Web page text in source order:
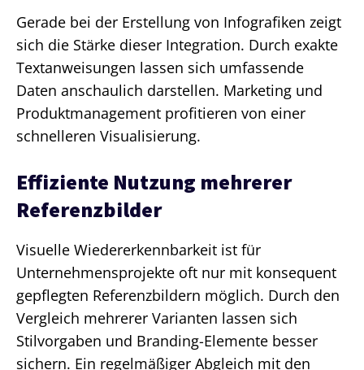
Gerade bei der Erstellung von Infografiken zeigt
sich die Stärke dieser Integration. Durch exakte
Textanweisungen lassen sich umfassende
Daten anschaulich darstellen. Marketing und
Produktmanagement profitieren von einer
schnelleren Visualisierung.
Effiziente Nutzung mehrerer
Referenzbilder
Visuelle Wiedererkennbarkeit ist für
Unternehmensprojekte oft nur mit konsequent
gepflegten Referenzbildern möglich. Durch den
Vergleich mehrerer Varianten lassen sich
Stilvorgaben und Branding-Elemente besser
sichern. Ein regelmäßiger Abgleich mit den